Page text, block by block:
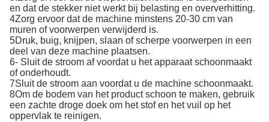
en dat de stekker niet werkt bij belasting en oververhitting.
4Zorg ervoor dat de machine minstens 20-30 cm van
muren of voorwerpen verwijderd is.
5Druk, buig, knijpen, slaan of scherpe voorwerpen in een
deel van deze machine plaatsen.
6- Sluit de stroom af voordat u het apparaat schoonmaakt
of onderhoudt.
7Sluit de stroom aan voordat u de machine schoonmaakt.
8Om de bodem van het product schoon te maken, gebruik
een zachte droge doek om het stof en het vuil op het
oppervlak te reinigen.